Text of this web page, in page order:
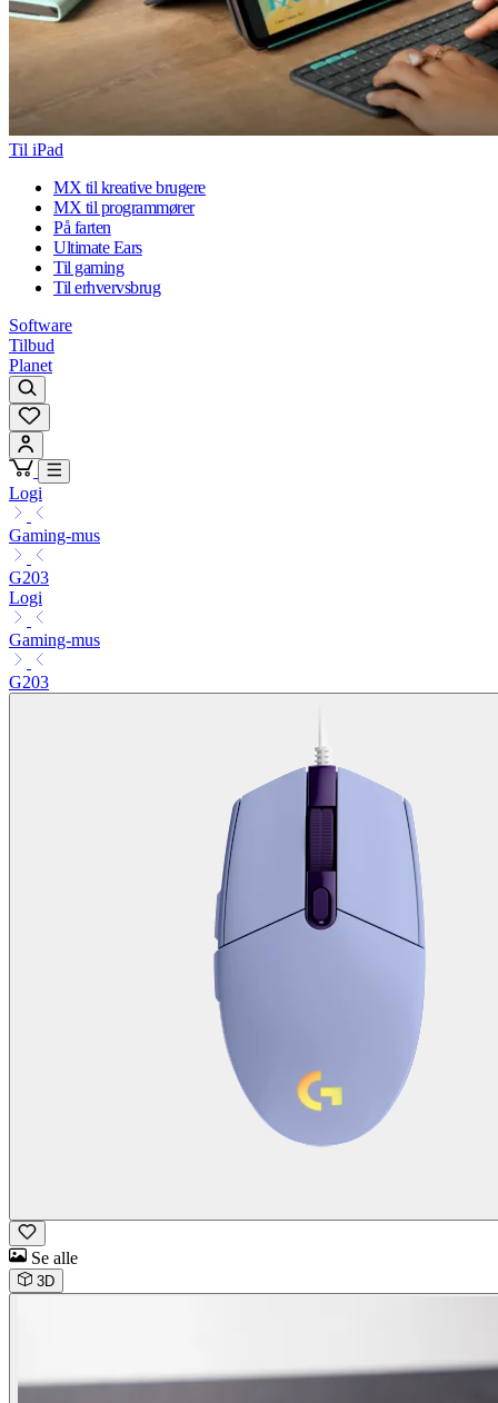
Til iPad
MX til kreative brugere
MX til programmører
På farten
Ultimate Ears
Til gaming
Til erhvervsbrug
Software
Tilbud
Planet
Logi
Gaming-mus
G203
Logi
Gaming-mus
G203
Se alle
3D